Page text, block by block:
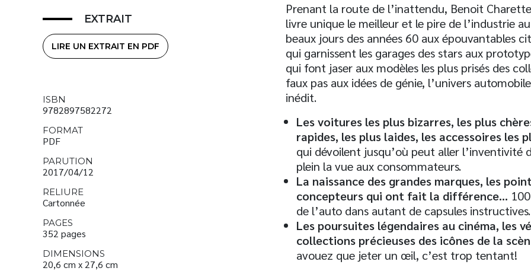
Prenant la route de l’inattendu, Benoit
livre unique le meilleur et le pire de l’industrie
beaux jours des années 60 aux épouvantables
qui garnissent les garages des stars aux
qui font jaser aux modèles les plus prisés des
faux pas aux idées de génie, l’univers
inédit.
Les voitures les plus bizarres, les plus
rapides, les plus laides, les accessoires les
qui dévoilent jusqu’où peut aller l’inventivité
plein la vue aux consommateurs.
La naissance des grandes marques, les
concepteurs qui ont fait la différence…
de l’auto dans autant de capsules instructives.
Les poursuites légendaires au cinéma, les
collections précieuses des icônes de la
avouez que jeter un œil, c’est trop tentant!
EXTRAIT
LIRE UN EXTRAIT EN PDF
ISBN
9782897582272
FORMAT
PDF
PARUTION
2017/04/12
RELIURE
Cartonnée
PAGES
352 pages
DIMENSIONS
20,6 cm x 27,6 cm